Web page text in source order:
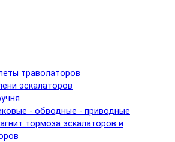
траволаторов
эскалаторов
- обводные - приводные
тормоза эскалаторов и